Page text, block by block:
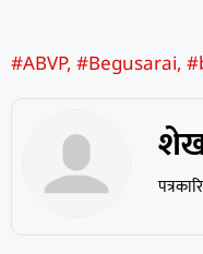
#ABVP, #Begusarai,